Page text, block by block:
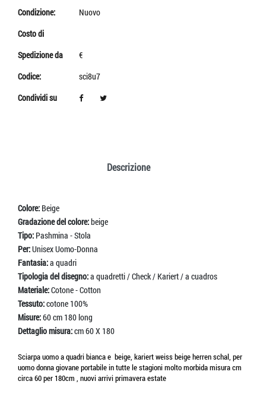
Condizione:
Nuovo
Costo di
Spedizione da
€
Codice:
sci8u7
Condividi su
Descrizione
Colore: Beige
Gradazione del colore:beige
Tipo: Pashmina - Stola
Per:Unisex Uomo-Donna
Fantasia:a quadri
Tipologia del disegno:a quadretti / Check / Kariert / a cuadros
Materiale:Cotone - Cotton
Tessuto:cotone 100%
Misure:60 cm 180 long
Dettaglio misura:cm 60 X 180
Sciarpa uomo a quadri bianca e beige, kariert weiss beige herren schal, per
uomo donna giovane portabile in tutte le stagioni molto morbida misura cm
circa 60 per 180cm , nuovi arrivi primavera estate